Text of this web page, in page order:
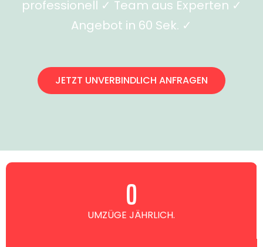
professionell ✓ Team aus Experten ✓
Angebot in 60 Sek. ✓
JETZT UNVERBINDLICH ANFRAGEN
UMZÜGE JÄHRLICH.
0